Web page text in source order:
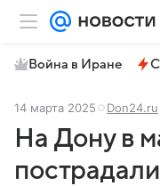
Война в Иране
14 марта 2025 Don24.ru
На Дону в